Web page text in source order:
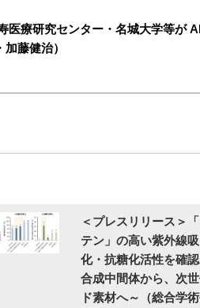
医療研究センター・名城大学等が
藤健治）
＜プレスリリース＞
テン」の高い紫外線
化・抗糖化活性を確
合成中間体から、次
ド素材へ～（総合学